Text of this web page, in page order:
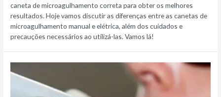
caneta de microagulhamento correta para obter os melhores
resultados. Hoje vamos discutir as diferenças entre as canetas de
microagulhamento manual e elétrica, além dos cuidados e
precauções necessários ao utilizá-las. Vamos lá!